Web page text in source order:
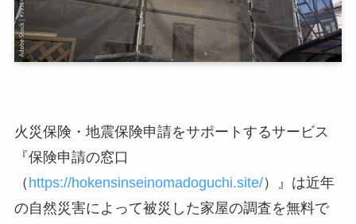
火災保険・地震保険申請をサポートするサービス
『保険申請の窓口
（ https://hokensinseinomadoguchi.site/）』は近年
の自然災害によって被災した家屋の調査を無料で